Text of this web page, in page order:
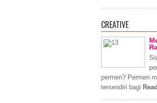
CREATIVE
permen? Permen
tersendiri bagi